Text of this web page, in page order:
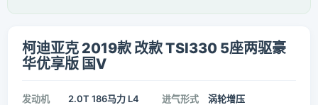
柯迪亚克 2019款 改款 TSI330 5座两驱豪
华优享版 国V
发动机 2.0T 186马力 L4 进气形式 涡轮增压